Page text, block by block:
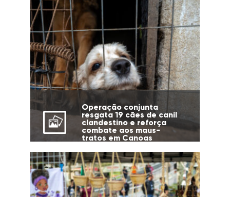
Operação conjunta
resgata 19 cães de canil
clandestino e reforça
combate aos maus-
tratos em Canoas